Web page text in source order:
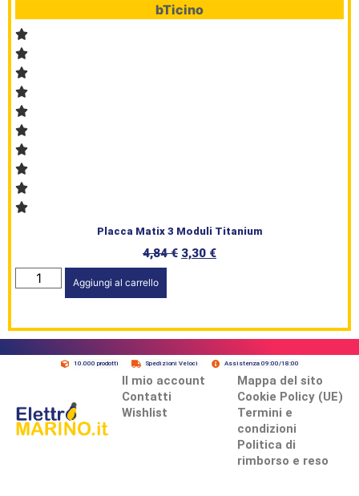
bTicino
Placca Matix 3 Moduli Titanium
4,84€ 3,30 €
Aggiungi al carrello
10.000 prodotti Spedizioni Veloci Assistenza 09:00/18:00
Il mio account
Contatti
Wishlist
Mappa del sito
Cookie Policy (UE)
Termini e
condizioni
Politica di
rimborso e reso